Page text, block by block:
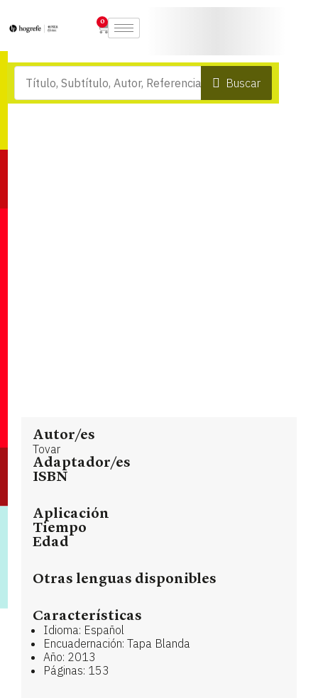
0
Buscar
Autor/es
Tovar
Adaptador/es
ISBN
Aplicación
Tiempo
Edad
Otras lenguas disponibles
Características
Idioma: Español
Encuadernación: Tapa Blanda
Año: 2013
Páginas: 153